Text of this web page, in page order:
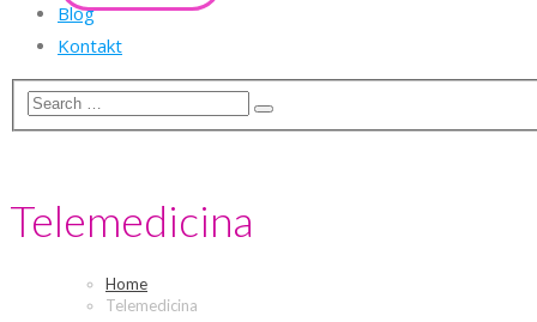
Blog
Kontakt
Telemedicina
Home
Telemedicina